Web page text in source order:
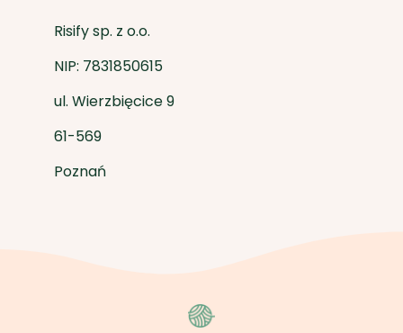
Risify sp. z o.o.
NIP: 7831850615
ul. Wierzbięcice 9
61-569
Poznań